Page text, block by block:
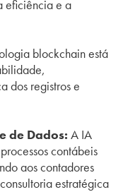
eficiência e a
blockchain está
dos registros e
de Dados: A IA
contábeis
aos contadores
estratégica